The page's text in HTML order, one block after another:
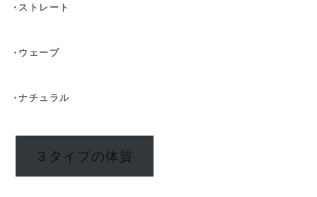
・ ストレート
・ ウェーブ
・ナチュラル
３タイプの体質